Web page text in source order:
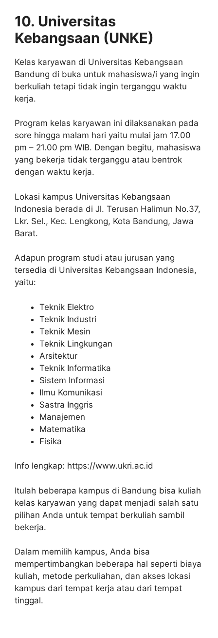
10. Universitas
Kebangsaan (UNKE)
Kelas karyawan di Universitas Kebangsaan
Bandung di buka untuk mahasiswa/i yang ingin
berkuliah tetapi tidak ingin terganggu waktu
kerja.
Program kelas karyawan ini dilaksanakan pada
sore hingga malam hari yaitu mulai jam 17.00
pm – 21.00 pm WIB. Dengan begitu, mahasiswa
yang bekerja tidak terganggu atau bentrok
dengan waktu kerja.
Lokasi kampus Universitas Kebangsaan
Indonesia berada di Jl. Terusan Halimun No.37,
Lkr. Sel., Kec. Lengkong, Kota Bandung, Jawa
Barat.
Adapun program studi atau jurusan yang
tersedia di Universitas Kebangsaan Indonesia,
yaitu:
Teknik Elektro
Teknik Industri
Teknik Mesin
Teknik Lingkungan
Arsitektur
Teknik Informatika
Sistem Informasi
Ilmu Komunikasi
Sastra Inggris
Manajemen
Matematika
Fisika
Info lengkap: https://www.ukri.ac.id
Itulah beberapa kampus di Bandung bisa kuliah
kelas karyawan yang dapat menjadi salah satu
pilihan Anda untuk tempat berkuliah sambil
bekerja.
Dalam memilih kampus, Anda bisa
mempertimbangkan beberapa hal seperti biaya
kuliah, metode perkuliahan, dan akses lokasi
kampus dari tempat kerja atau dari tempat
tinggal.